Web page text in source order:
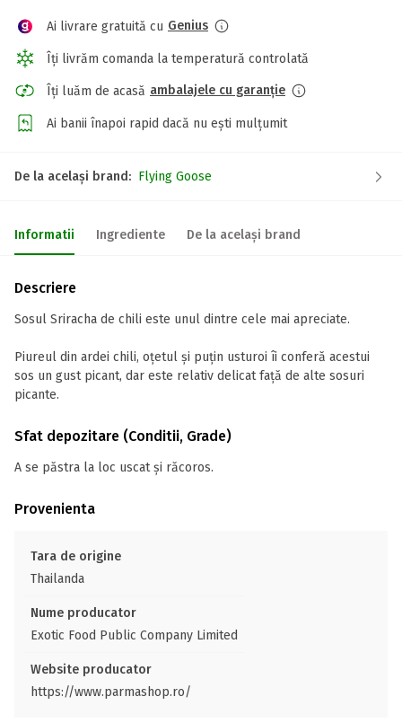
Ai livrare gratuită cu Genius
Îți livrăm comanda la temperatură controlată
Îți luăm de acasă ambalajele cu garanție
Ai banii înapoi rapid dacă nu ești mulțumit
De la același brand: Flying Goose
Informatii Ingrediente De la același brand
Descriere
Sosul Sriracha de chili este unul dintre cele mai apreciate.
Piureul din ardei chili, oțetul și puțin usturoi îi conferă acestui
sos un gust picant, dar este relativ delicat față de alte sosuri
picante.
Sfat depozitare (Conditii, Grade)
A se păstra la loc uscat și răcoros.
Provenienta
Tara de origine
Thailanda
Nume producator
Exotic Food Public Company Limited
Website producator
https://www.parmashop.ro/